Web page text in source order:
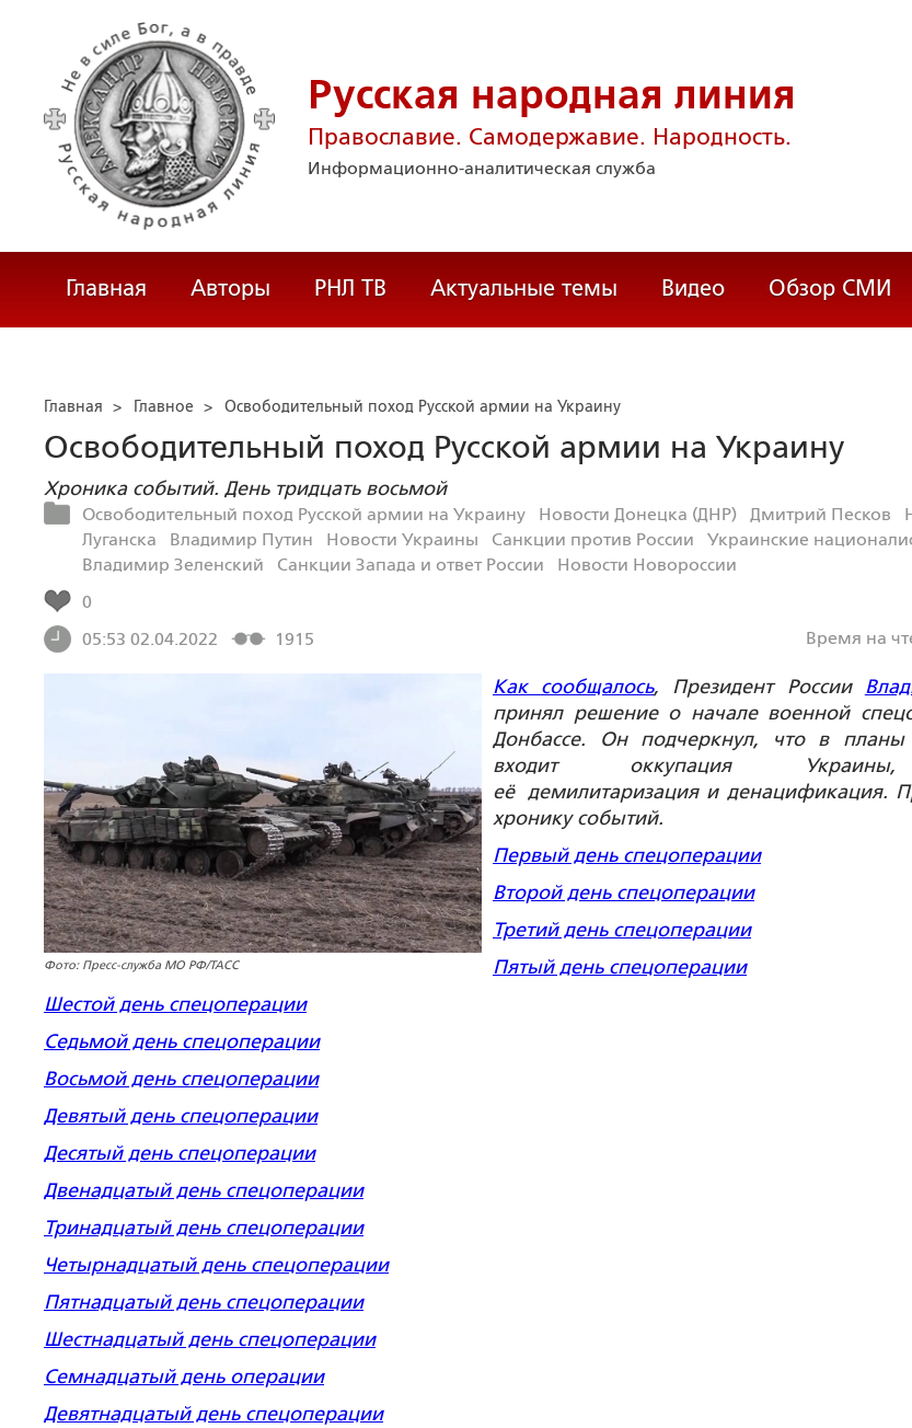
Русская народная линия
Православие. Самодержавие. Народность.
Информационно-аналитическая служба
Главная Авторы РНЛ ТВ Актуальные темы Видео Обзор СМИ
Главная > Главное > Освободительный поход Русской армии на Украину
Освободительный поход Русской армии на Украину
Хроника событий. День тридцать восьмой
Освободительный поход Русской армии на Украину Новости Донецка (ДНР) Дмитрий Песков
Луганска
Владимир Путин Новости Украины Санкции против России
Украинские
Владимир Зеленский
Санкции Запада и ответ России
Новости Новороссии
0
05:53 02.04.2022
1915 Время на
Фото: Пресс-служба МО РФ/ТАСС
Как сообщалось, Президент России
принял решение о начале военной
Донбассе. Он подчеркнул, что в планы
входит оккупация
её демилитаризация и денацификация.
хронику событий.
Первый день спецоперации
Второй день спецоперации
Третий день спецоперации
Пятый день спецоперации
Шестой день спецоперации
Седьмой день спецоперации
Восьмой день спецоперации
Девятый день спецоперации
Десятый день спецоперации
Двенадцатый день спецоперации
Тринадцатый день спецоперации
Четырнадцатый день спецоперации
Пятнадцатый день спецоперации
Шестнадцатый день спецоперации
Семнадцатый день операции
Девятнадцатый день спецоперации